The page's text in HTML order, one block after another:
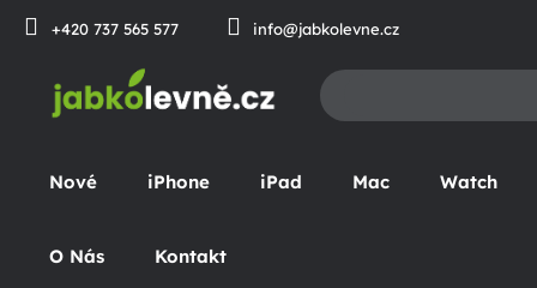
Přejít
+420 737 565 577 info@jabkolevne.cz
Nové iPhone iPad Mac Watch
O Nás Kontakt